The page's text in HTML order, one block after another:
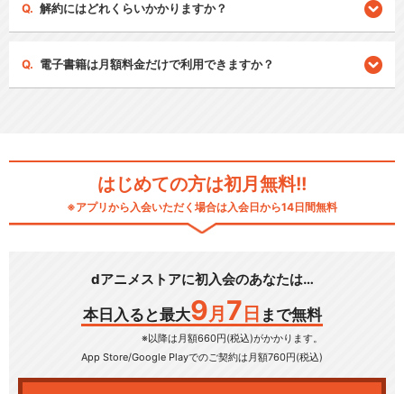
解約にはどれくらいかかりますか？
電子書籍は月額料金だけで利用できますか？
はじめての方は初月無料!!
※アプリから入会いただく場合は入会日から14日間無料
dアニメストアに初入会のあなたは…
本日入ると最大9 月 7 日 まで無料
※以降は月額660円(税込)がかかります。
App Store/Google Playでのご契約は月額760円(税込)